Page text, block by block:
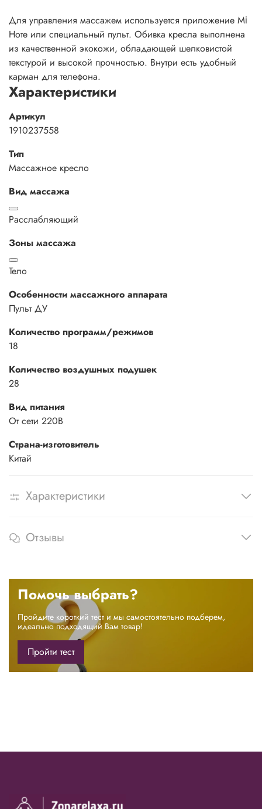
Для управления массажем используется приложение Мі
Ноте или специальный пульт. Обивка кресла выполнена
из качественной экокожи, обладающей шелковистой
текстурой и высокой прочностью. Внутри есть удобный
карман для телефона.
Характеристики
Артикул
1910237558
Тип
Массажное кресло
Вид массажа
Расслабляющий
Зоны массажа
Тело
Особенности массажного аппарата
Пульт ДУ
Количество программ/режимов
18
Количество воздушных подушек
28
Вид питания
От сети 220В
Страна-изготовитель
Китай
Характеристики
Отзывы
Помочь выбрать?
Пройдите короткий тест и мы самостоятельно подберем,
идеально подходящий Вам товар!
Пройти тест